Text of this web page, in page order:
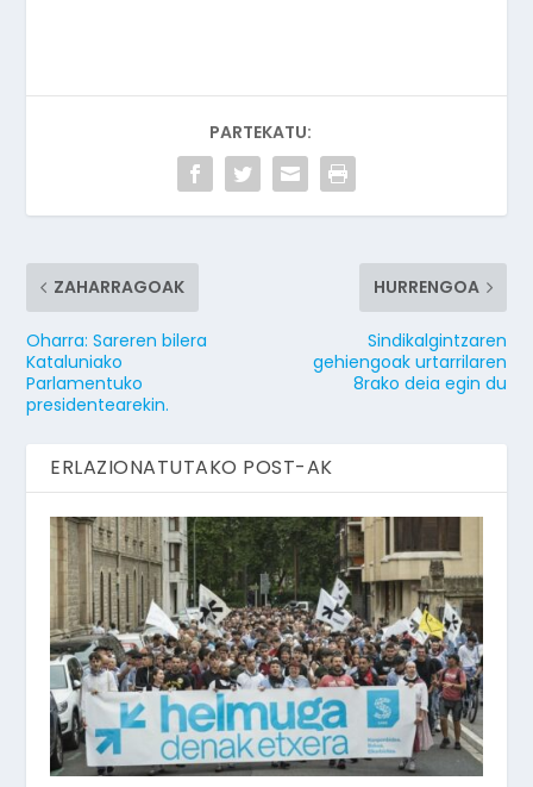
PARTEKATU:
ZAHARRAGOAK
Oharra: Sareren bilera
Kataluniako
Parlamentuko
presidentearekin.
HURRENGOA
Sindikalgintzaren
gehiengoak urtarrilaren
8rako deia egin du
ERLAZIONATUTAKO POST-AK